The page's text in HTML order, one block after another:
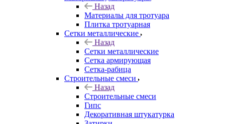
Назад
Материалы для тротуара
Плитка тротуарная
Сетки металлические
Назад
Сетки металлические
Сетка армирующая
Сетка-рабица
Строительные смеси
Назад
Строительные смеси
Гипс
Декоративная штукатурка